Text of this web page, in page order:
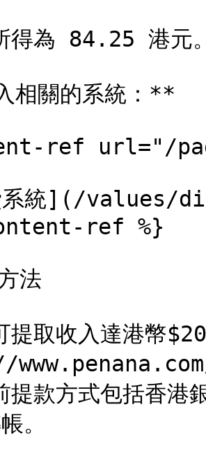
得為 84.25 港元
相關的系統：**
ref url="/
系統](/
ref %}
法
提取收入達港幣
提款方式包括香港
。